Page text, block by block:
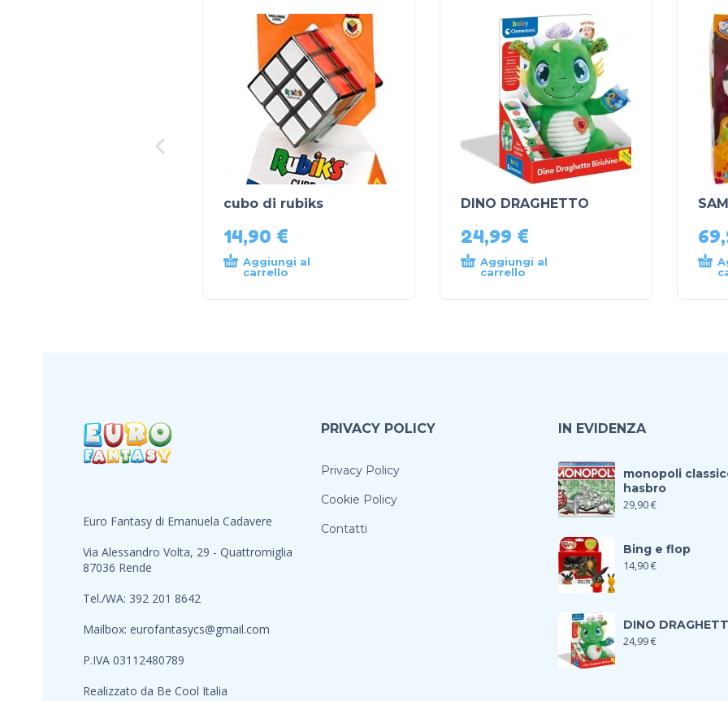
cubo di rubiks
14,90 €
Aggiungi al
carrello
DINO DRAGHETTO
24,99 €
Aggiungi al
carrello
Euro Fantasy di Emanuela Cadavere
Via Alessandro Volta, 29 - Quattromiglia
87036 Rende
Tel./WA: 392 201 8642
Mailbox: eurofantasycs@gmail.com
P.IVA 03112480789
Realizzato da Be Cool Italia
PRIVACY POLICY
Privacy Policy
Cookie Policy
Contatti
IN EVIDENZA
monopoli
hasbro
29,90€
Bing e flop
14,90€
DINO
24,99€